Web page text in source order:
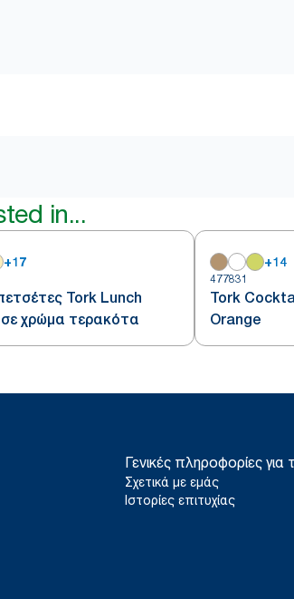
in...
+17
Tork Lunch
χρώμα τερακότα
+14
477831
Tork
Orange
Γενικές πληροφορίες για
Σχετικά με εμάς
Ιστορίες επιτυχίας